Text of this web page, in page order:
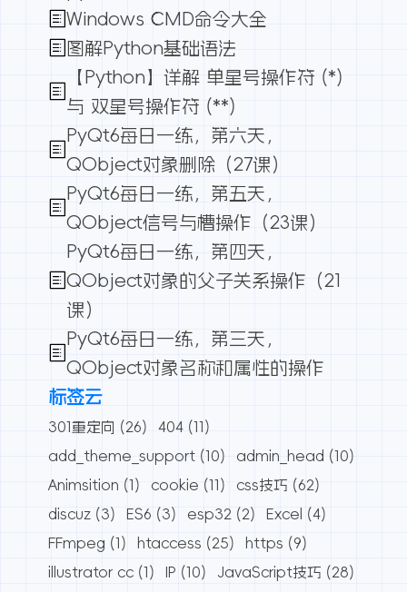
Windows CMD命令大全
图解Python基础语法
【Python】详解 单星号操作符 (*)
与 双星号操作符 (**)
PyQt6每日一练，第六天，
QObject对象删除（27课）
PyQt6每日一练，第五天，
QObject信号与槽操作（23课）
PyQt6每日一练，第四天，
QObject对象的父子关系操作（21
课）
PyQt6每日一练，第三天，
QObject对象名称和属性的操作
标签云
301重定向 (26) 404 (11)
add_theme_support (10) admin_head (10)
Animsition (1) cookie (11) css技巧 (62)
discuz (3) ES6 (3) esp32 (2) Excel
(4)
FFmpeg (1) htaccess (25) https (9)
illustrator cc (1) IP (10) JavaScript技巧 (28)